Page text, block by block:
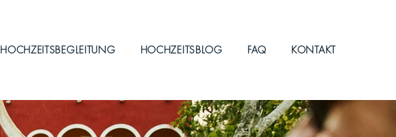
HOCHZEITSBEGLEITUNG HOCHZEITSBLOG FAQ KONTAKT